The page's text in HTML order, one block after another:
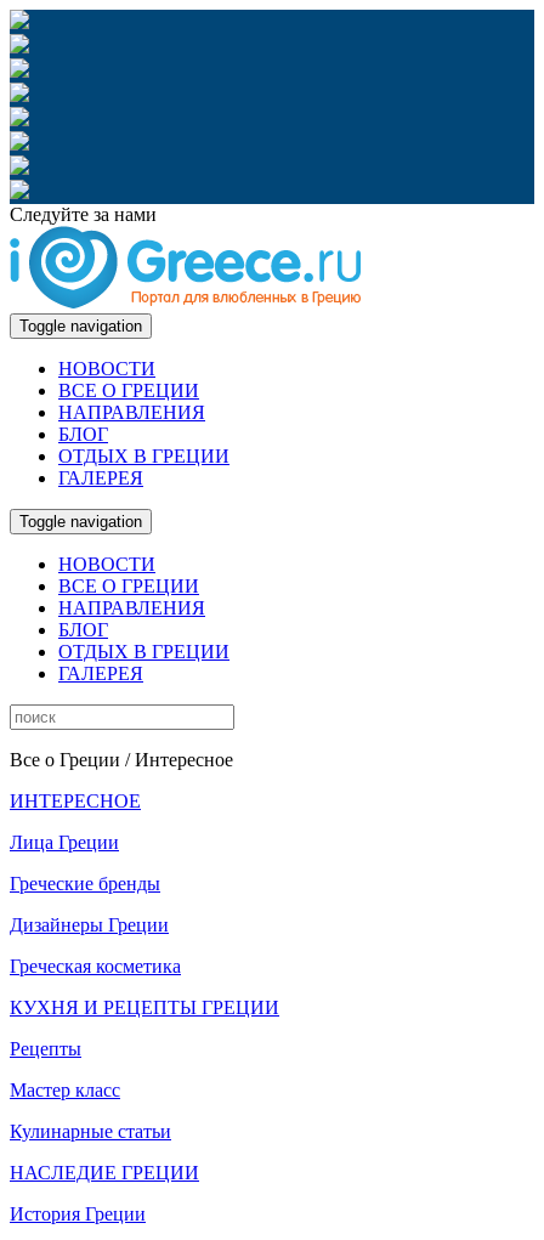
Следуйте за нами
Toggle navigation
НОВОСТИ
ВСЕ О ГРЕЦИИ
НАПРАВЛЕНИЯ
БЛОГ
ОТДЫХ В ГРЕЦИИ
ГАЛЕРЕЯ
Toggle navigation
НОВОСТИ
ВСЕ О ГРЕЦИИ
НАПРАВЛЕНИЯ
БЛОГ
ОТДЫХ В ГРЕЦИИ
ГАЛЕРЕЯ
Все о Греции / Интересное
ИНТЕРЕСНОЕ
Лица Греции
Греческие бренды
Дизайнеры Греции
Греческая косметика
КУХНЯ И РЕЦЕПТЫ ГРЕЦИИ
Рецепты
Мастер класс
Кулинарные статьи
НАСЛЕДИЕ ГРЕЦИИ
История Греции